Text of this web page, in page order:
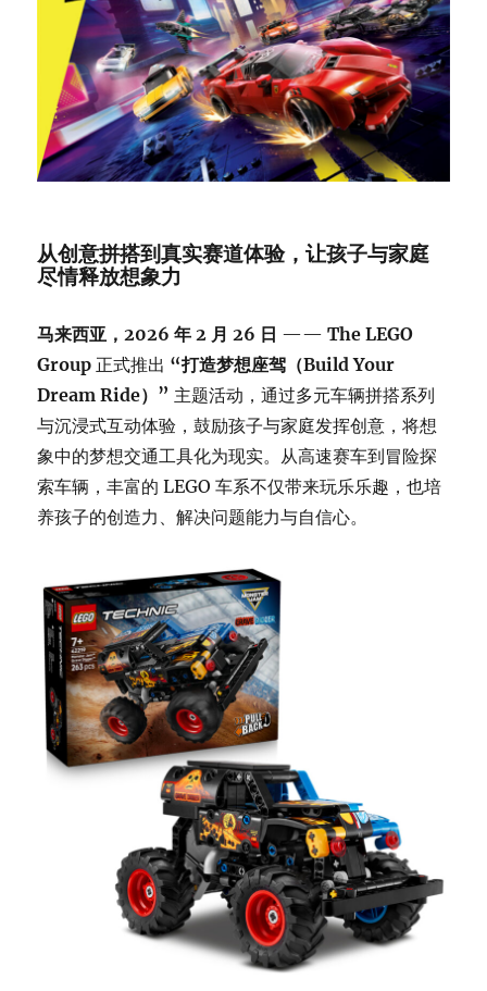
从创意拼搭到真实赛道体验，让孩子与家庭
尽情释放想象力
马来西亚，2026 年 2 月 26 日 ——The LEGO
Group 正式推出 “打造梦想座驾（Build Your
Dream Ride）” 主题活动，通过多元车辆拼搭系列
与沉浸式互动体验，鼓励孩子与家庭发挥创意，将想
象中的梦想交通工具化为现实。从高速赛车到冒险探
索车辆，丰富的 LEGO 车系不仅带来玩乐乐趣，也培
养孩子的创造力、解决问题能力与自信心。